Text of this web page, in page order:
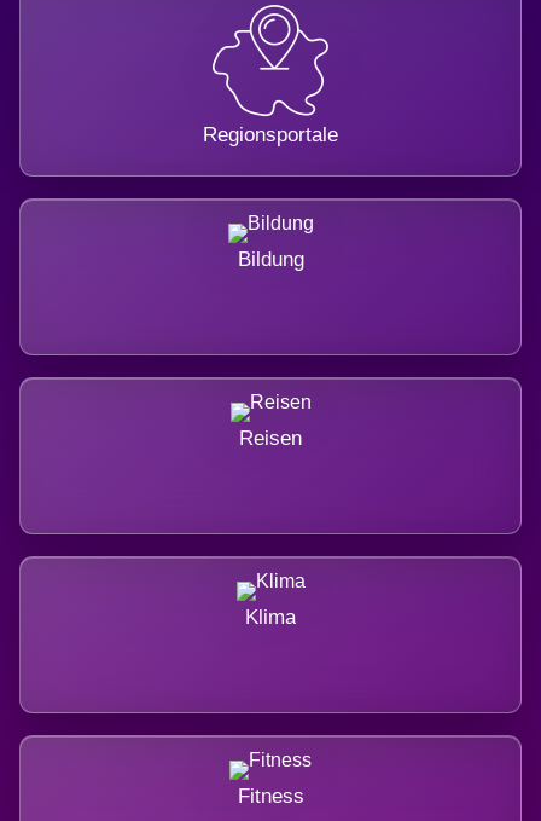
Regionsportale
Bildung
Reisen
Klima
Fitness